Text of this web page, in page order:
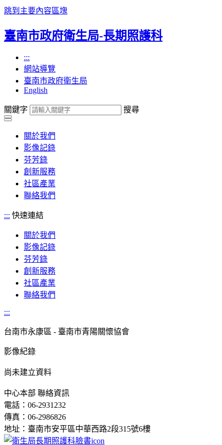
跳到主要內容區塊
臺南市政府衛生局-長期照護科
:::
網站導覽
臺南市政府衛生局
English
關鍵字 搜尋
關於我們
影像記錄
芬芳錄
創新服務
社區產業
聯絡我們
::: 快速連結
關於我們
影像記錄
芬芳錄
創新服務
社區產業
聯絡我們
:::
台南市永康區 - 臺南市青陽關懷協會
影像紀錄
尚未建立資料
中心本部 聯絡資訊
電話：06-2931232
傳真：06-2986826
地址：臺南市安平區中華西路2段315號6樓